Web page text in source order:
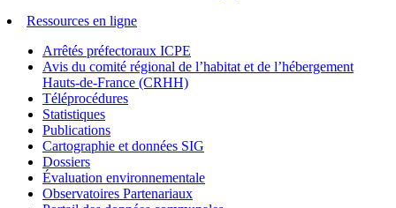
Ressources en ligne
Arrêtés préfectoraux ICPE
Avis du comité régional de l’habitat et de l’hébergement
Hauts-de-France (CRHH)
Téléprocédures
Statistiques
Publications
Cartographie et données SIG
Dossiers
Évaluation environnementale
Observatoires Partenariaux